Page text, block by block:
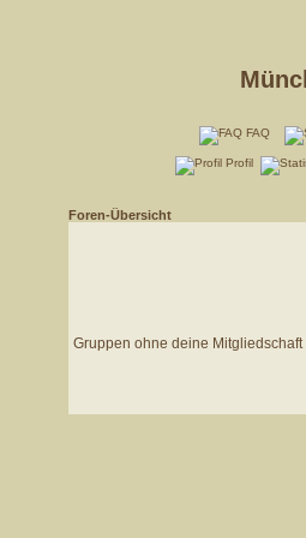
FAQ
Profil
Foren-Übersicht
Gruppen ohne deine Mitgliedschaft